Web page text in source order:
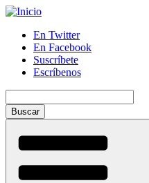
Pasar
contenido
principal
Menú
auxiliar
En Twitter
En Facebook
Suscríbete
Escríbenos